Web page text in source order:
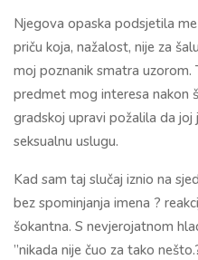
Njegova opaska podsjetila
priču koja, nažalost, nije za
moj poznanik smatra
predmet mog interesa nakon
gradskoj upravi požalila da joj
seksualnu uslugu.
Kad sam taj slučaj iznio na
bez spominjanja imena ?
šokantna. S nevjerojatnom
”nikada nije čuo za tako